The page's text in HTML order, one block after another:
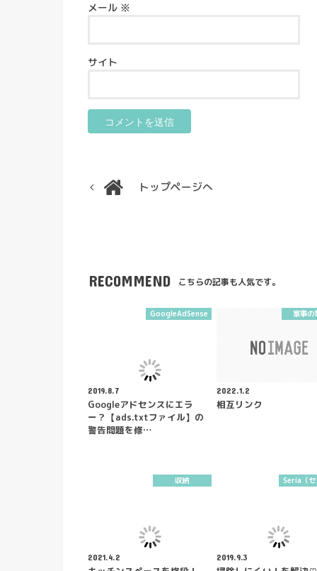
メール ※
サイト
トップページへ
RECOMMEND こちらの記事も人気です。
GoogleAdSense
2019.8.7
Googleアドセンスにエラ
ー？【ads.txtファイル】の
警告問題を修…
家事の
2022.1.2
相互リンク
収納
2021.4.2
Seria（セ
2019.9.3